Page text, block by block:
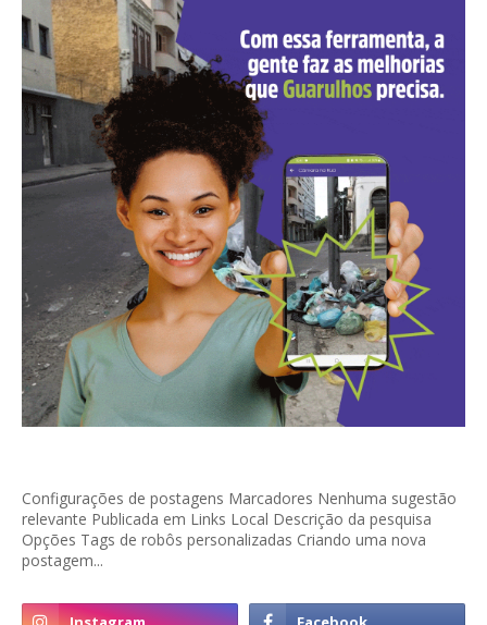
Configurações de postagens Marcadores Nenhuma sugestão
relevante Publicada em Links Local Descrição da pesquisa
Opções Tags de robôs personalizadas Criando uma nova
postagem...